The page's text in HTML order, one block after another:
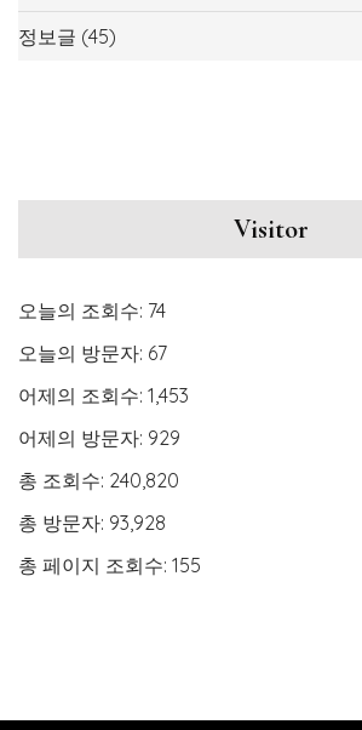
정보글 (45)
Visitor
오늘의 조회수: 74
오늘의 방문자: 67
어제의 조회수: 1,453
어제의 방문자: 929
총 조회수: 240,820
총 방문자: 93,928
총 페이지 조회수: 155